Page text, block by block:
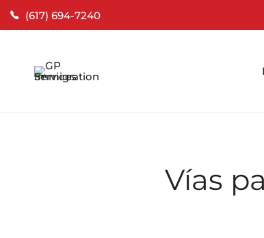
(617) 694-7240
Vías